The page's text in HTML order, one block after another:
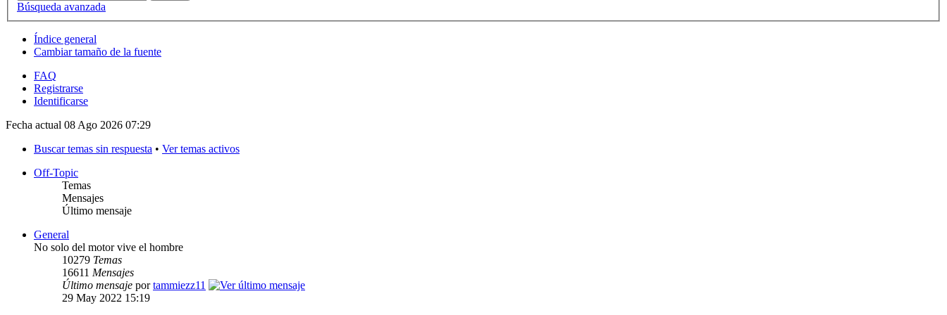
Búsqueda avanzada
Índice general
Cambiar tamaño de la fuente
FAQ
Registrarse
Identificarse
Fecha actual 08 Ago 2026 07:29
Buscar temas sin respuesta • Ver temas activos
Off-Topic
Temas
Mensajes
Último mensaje
General
No solo del motor vive el hombre
10279 Temas
16611 Mensajes
Último mensaje portammiezz11
29 May 2022 15:19